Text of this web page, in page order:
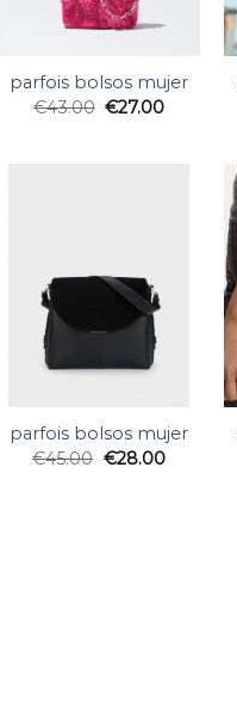
parfois bolsos mujer
€43.00 €27.00
parfois bolsos mujer
€45.00 €28.00